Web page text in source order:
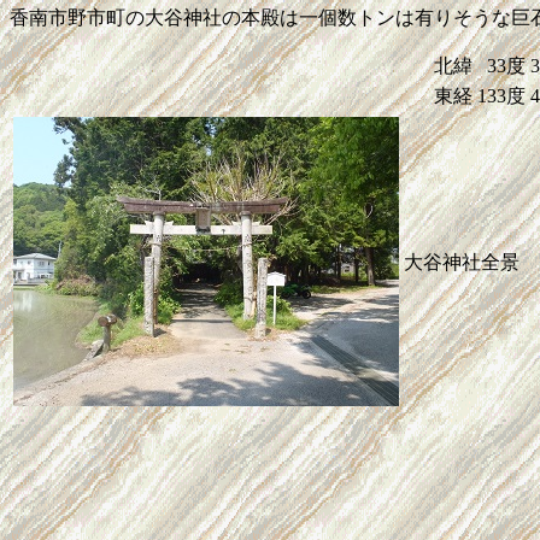
香南市野市町の大谷神社の本殿は一個数トンは有りそうな
北緯 33度
東経 133度
大谷神社全景